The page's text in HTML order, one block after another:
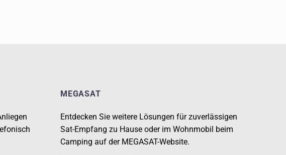
MEGASAT
Entdecken Sie weitere Lösungen für zuverlässigen
Sat-Empfang zu Hause oder im Wohnmobil beim
Camping auf der MEGASAT-Website.